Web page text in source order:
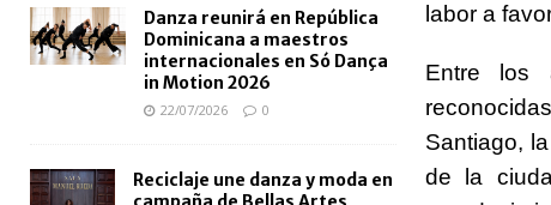
labor a
Entre los
Santiago,
de la
Danza reunirá en República
Dominicana a maestros
internacionales en Só Dança
in Motion 2026
22/07/2026 0
Reciclaje une danza y moda en